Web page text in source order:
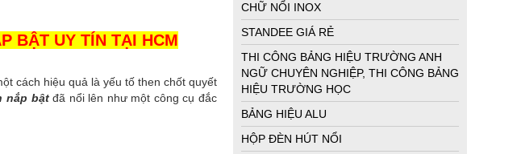
BẬT UY TÍN TẠI HCM
cách hiệu quả là yếu tố then chốt quyết
nắp bậtđã nổi lên như một công cụ đắc
CHỮ NỔI INOX
STANDEE GIÁ RẺ
THI CÔNG BẢNG HIỆU TRƯỜNG ANH
NGỮ CHUYÊN NGHIỆP, THI CÔNG BẢNG
HIỆU TRƯỜNG HỌC
BẢNG HIỆU ALU
HỘP ĐÈN HÚT NỔI